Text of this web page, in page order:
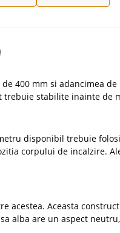
400 mm si adancimea
trebuie stabilite inainte de
disponibil trebuie
corpului de incalzire.
acestea. Aceasta
alba are un aspect